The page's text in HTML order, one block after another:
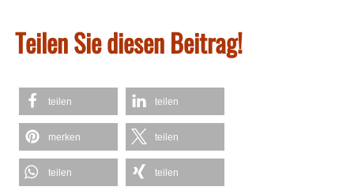
Teilen Sie diesen Beitrag!
teilen teilen
merken teilen
teilen teilen